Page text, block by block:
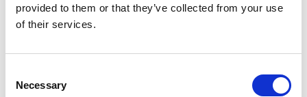
provided to them or that they’ve collected from your use
of their services.
Selection
Necessary
In deze les leer je hoe je doelen stelt. Dat is
handig, want dat helpt je om zowel op school